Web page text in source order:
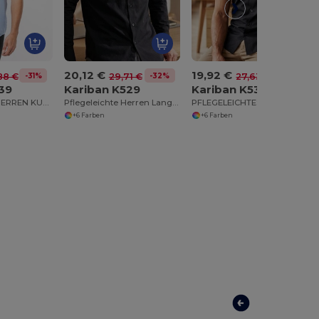
€ -31%
BÜGELFREIES HERREN KURZARM HEMD SUPREME
20,12 € 29,71 € -32%
Kariban K529
Pflegeleichte Herren Langarm Hemd Stretch
+6 Farben
19,92 € 27,63 €
Kariban K531
+6 Farben